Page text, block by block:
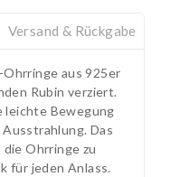
Versand & Rückgabe
aus 925er
Rubin verziert.
Bewegung
Das
Ohrringe zu
für jeden Anlass.